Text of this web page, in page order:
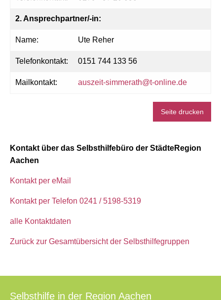
2. Ansprechpartner/-in:
Name: Ute Reher
Telefonkontakt: 0151 744 133 56
Mailkontakt: auszeit-simmerath@t-online.de
Seite drucken
Kontakt über das Selbsthilfebüro der StädteRegion
Aachen
Kontakt per eMail
Kontakt per Telefon 0241 / 5198-5319
alle Kontaktdaten
Zurück zur Gesamtübersicht der Selbsthilfegruppen
Selbsthilfe in der Region Aachen